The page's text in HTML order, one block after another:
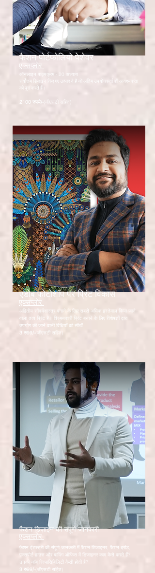
फैशन पोर्टफोलियो पेशेवर
एक्सप्लोर
ऑनलाइन पाठ्यक्रम - 20 अध्याय
सर्वोत्तम डिज़ाइन किए गए उत्पाद वे हैं जो अंतिम उपयोगकर्ता की आवश्यकता
को पूरा करते हैं।
2100 रुपये/ -(जीएसटी सहित)
एडोब फोटोशॉप पर प्रिंट विकास
एक्सप्लोर
अद्वितीय सौंदर्यशास्त्र बनाने के लिए सबसे अधिक इस्तेमाल किया जाने
वाला तत्व प्रिंट है। विस्मयकारी प्रिंट बनाने के लिए विशेषज्ञों द्वारा
उपयोग की जाने वाली विधियों को सीखें
3 रु99/- (जीएसटी सहित)
फैशन डिज़ाइन की संपूर्ण जानकारी
एक्सप्लोर
फैशन इंडस्ट्री की संपूर्ण जानकारी मैं फैशन डिजाइनर, फैशन ब्रांड,
एक्सपोर्ट हाउस और बायिंग ऑफिस में डिजाइनर काम कैसे करते हैं?
उनकी जॉब रिस्पांसिबिलिटी कैसी होती है?
3 रु99/- (जीएसटी सहित)